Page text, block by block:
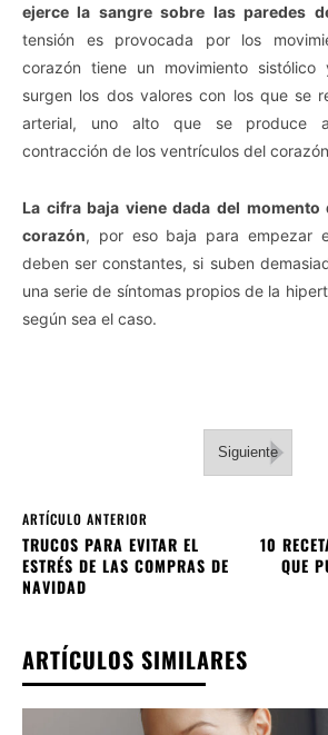
ejerce la sangre sobre las paredes
tensión es provocada por los
corazón tiene un movimiento
surgen los dos valores con los que se
arterial, uno alto que se produce
contracción de los ventrículos del
La cifra baja viene dada del
corazón, por eso baja para empezar
deben ser constantes, si suben
una serie de síntomas propios de la
según sea el caso.
Siguiente
ARTÍCULO ANTERIOR
TRUCOS PARA EVITAR EL
ESTRÉS DE LAS COMPRAS DE
NAVIDAD
10
QUE
ARTÍCULOS SIMILARES